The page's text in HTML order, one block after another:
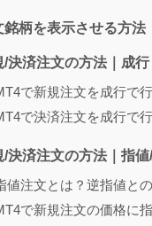
銘柄を表示させる方法
/決済注文の方法｜成行
で新規注文を成行で
で決済注文を成行で
/決済注文の方法｜指
値注文とは？逆指値と
で新規注文の価格に